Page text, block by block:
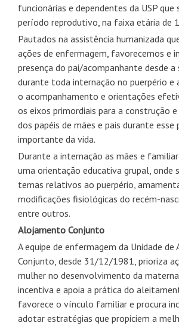
funcionárias e dependentes da USP
período reprodutivo, na faixa etária de
Pautados na assistência humanizada
ações de enfermagem, favorecemos e
presença do pai/acompanhante desde
durante toda internação no puerpério e
o acompanhamento e orientações
os eixos primordiais para a construção
dos papéis de mães e pais durante
importante da vida.
Durante a internação as mães e
uma orientação educativa grupal, onde
temas relativos ao puerpério,
modificações fisiológicas do recém-
entre outros.
Alojamento Conjunto
A equipe de enfermagem da Unidade
Conjunto, desde 31/12/1981, prioriza
mulher no desenvolvimento da
incentiva e apoia a prática do
favorece o vínculo familiar e procura
adotar estratégias que propiciem a